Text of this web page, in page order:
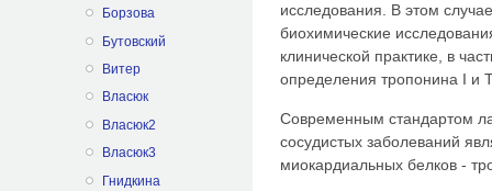
Борзова
Бутовский
Витер
Власюк
Власюк2
Власюк3
Гнидкина
исследования. В этом
биохимические
клинической практике, в
определения тропонина I и
Современным стандартом
сосудистых заболеваний
миокардиальных белков -